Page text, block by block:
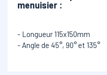
menuisier :
- Longueur 115x150mm
- Angle de 45°, 90° et 135°